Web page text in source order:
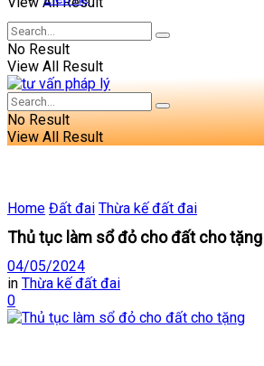
No Result
View All Result
No Result
View All Result
Home Đất đai Thừa kế đất đai
Thủ tục làm sổ đỏ cho đất cho tặng
04/05/2024
in Thừa kế đất đai
0